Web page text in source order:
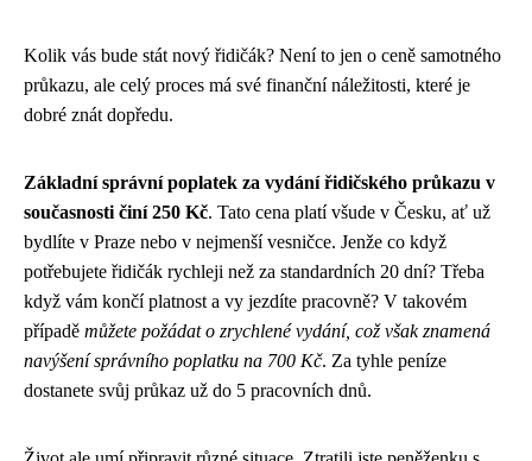
Kolik vás bude stát nový řidičák? Není to jen o ceně samotného
průkazu, ale celý proces má své finanční náležitosti, které je
dobré znát dopředu.
Základní správní poplatek za vydání řidičského průkazu v
současnosti činí 250 Kč. Tato cena platí všude v Česku, ať už
bydlíte v Praze nebo v nejmenší vesničce. Jenže co když
potřebujete řidičák rychleji než za standardních 20 dní? Třeba
když vám končí platnost a vy jezdíte pracovně? V takovém
případě můžete požádat o zrychlené vydání, což však znamená
navýšení správního poplatku na 700 Kč. Za tyhle peníze
dostanete svůj průkaz už do 5 pracovních dnů.